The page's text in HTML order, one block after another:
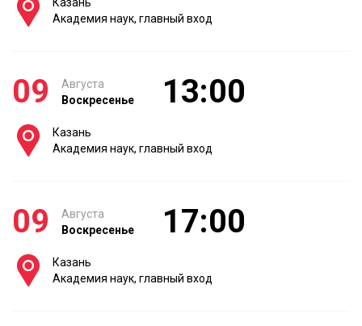
Академия наук, главный вход
09
Августа
Воскресенье
13:00
Казань
Академия наук, главный вход
09
Августа
Воскресенье
17:00
Казань
Академия наук, главный вход